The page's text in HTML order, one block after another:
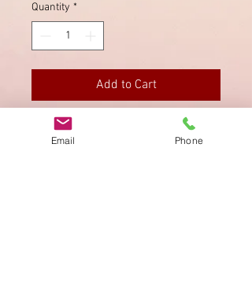
Quantity *
Add to Cart
Schöner Einschreibebrife vom
1.8.1944 von Glarus nach Savognin.
Email Phone